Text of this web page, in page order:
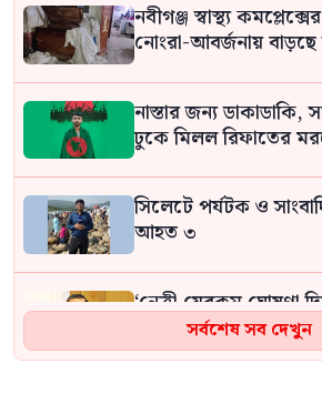
নবীগঞ্জ স্বাস্থ্য
নোংরা-আবর্জনায় বাড়ছে
নাস্তার জন্য ডাকাডাকি,
ঢুকে মিলল রিফাতের
সিলেটে পর্যটক ও
আহত ৩
‘নেত্রী যেরকম ঘোষণা
আমরাও দেশে ফিরে
হতে প্রস্তুত:
সর্বশেষ সব দেখুন